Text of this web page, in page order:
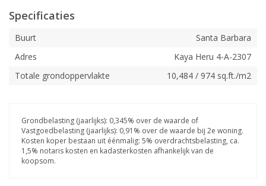
Specificaties
Buurt
Santa Barbara
Adres
Kaya Heru 4-A-2307
Totale grondoppervlakte
10,484 / 974 sq.ft./m2
Grondbelasting (jaarlijks): 0,345% over de waarde of
Vastgoedbelasting (jaarlijks): 0,91% over de waarde bij 2e woning.
Kosten koper bestaan uit éénmalig: 5% overdrachtsbelasting, ca.
1,5% notaris kosten en kadasterkosten afhankelijk van de
koopsom.